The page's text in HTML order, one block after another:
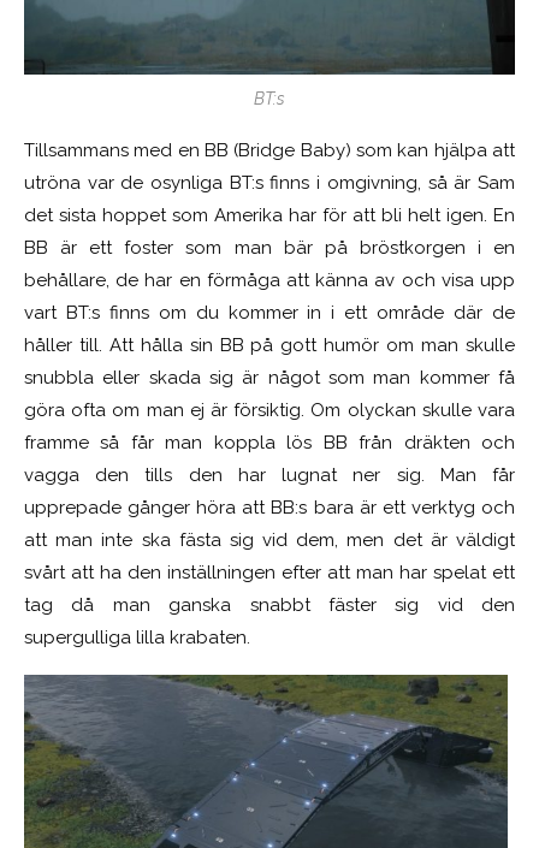
BT:s
Tillsammans med en BB (Bridge Baby) som kan hjälpa att
utröna var de osynliga BT:s finns i omgivning, så är Sam
det sista hoppet som Amerika har för att bli helt igen. En
BB är ett foster som man bär på bröstkorgen i en
behållare, de har en förmåga att känna av och visa upp
vart BT:s finns om du kommer in i ett område där de
håller till. Att hålla sin BB på gott humör om man skulle
snubbla eller skada sig är något som man kommer få
göra ofta om man ej är försiktig. Om olyckan skulle vara
framme så får man koppla lös BB från dräkten och
vagga den tills den har lugnat ner sig. Man får
upprepade gånger höra att BB:s bara är ett verktyg och
att man inte ska fästa sig vid dem, men det är väldigt
svårt att ha den inställningen efter att man har spelat ett
tag då man ganska snabbt fäster sig vid den
supergulliga lilla krabaten.